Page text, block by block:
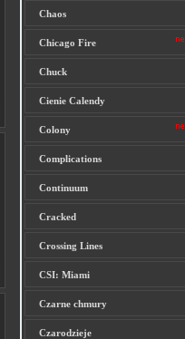
Chaos
Chicago Fire
Chuck
Cienie Calendy
Colony
Complications
Continuum
Cracked
Crossing Lines
CSI: Miami
Czarne chmury
Czarodzieje